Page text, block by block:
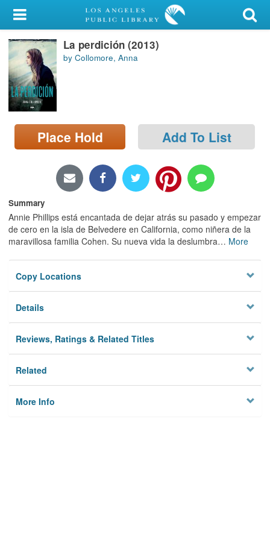
My Account
Library Card
Sign In
Search
Locations/Hours (external
page)
La perdición (2013)
by Collomore, Anna
Place Hold Add To List
Summary
Annie Phillips está encantada de dejar atrás su pasado y empezar
de cero en la isla de Belvedere en California, como niñera de la
maravillosa familia Cohen. Su nueva vida la deslumbra… More
Copy Locations
Details
Reviews, Ratings & Related Titles
Related
More Info